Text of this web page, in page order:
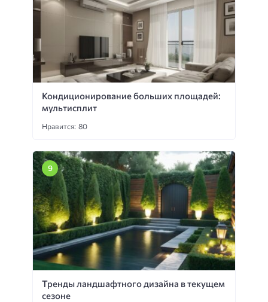
Кондиционирование больших площадей:
мультисплит
Нравится: 80
Тренды ландшафтного дизайна в текущем
сезоне